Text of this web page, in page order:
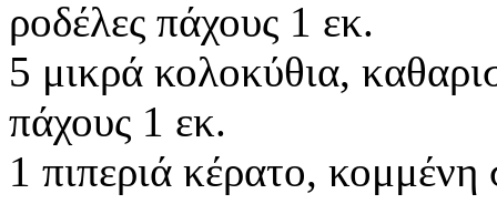
ροδέλες πάχους 1 εκ.
5 μικρά κολοκύθια,
πάχους 1 εκ.
1 πιπεριά κέρατο, κομμένη